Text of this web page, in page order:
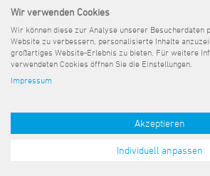
Sachbearbeitung im
der Dokumentengebühr zu entrichten.
Wir verwenden Cookies
Wir können diese zur Analyse unserer Besucherdaten
Website zu verbessern, personalisierte Inhalte
großartiges Website-Erlebnis zu bieten. Für weitere
verwendeten Cookies öffnen Sie die Einstellungen.
Impressum
Akzeptieren
Individuell anpassen